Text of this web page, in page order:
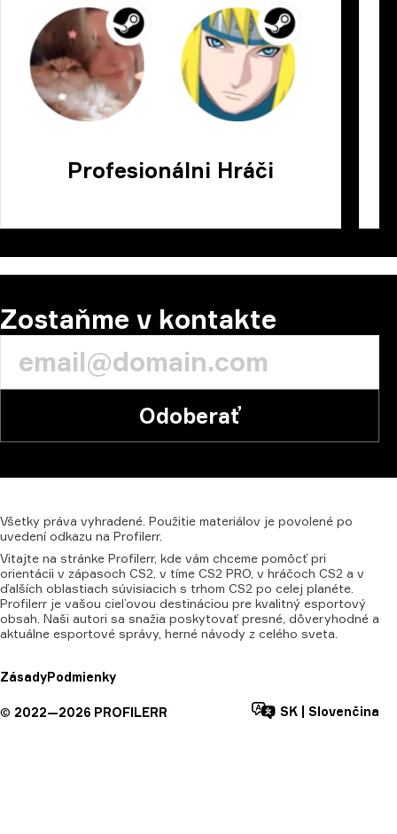
Profesionálni Hráči
Zostaňme v kontakte
Odoberať
Všetky práva vyhradené. Použitie materiálov je povolené po
uvedení odkazu na Profilerr.
Vitajte na stránke Profilerr, kde vám chceme pomôcť pri
orientácii v zápasoch CS2, v tíme CS2 PRO, v hráčoch CS2 a v
ďalších oblastiach súvisiacich s trhom CS2 po celej planéte.
Profilerr je vašou cieľovou destináciou pre kvalitný esportový
obsah. Naši autori sa snažia poskytovať presné, dôveryhodné a
aktuálne esportové správy, herné návody z celého sveta.
ZásadyPodmienky
© 2022—2026 PROFILERR SK Slovenčina